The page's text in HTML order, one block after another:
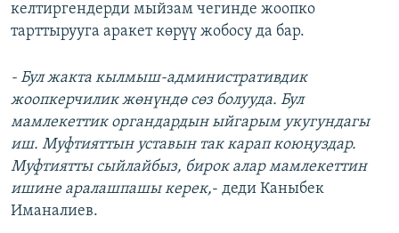
келтиргендерди мыйзам чегинде жоопко
тарттырууга аракет көрүү жобосу да бар.
- Бул жакта кылмыш-административдик
жоопкерчилик жөнүндө сөз болууда. Бул
мамлекеттик органдардын ыйгарым укугундагы
иш. Муфтияттын уставын так карап коюңуздар.
Муфтиятты сыйлайбыз, бирок алар мамлекеттин
ишине аралашпашы керек,- деди Каныбек
Иманалиев.